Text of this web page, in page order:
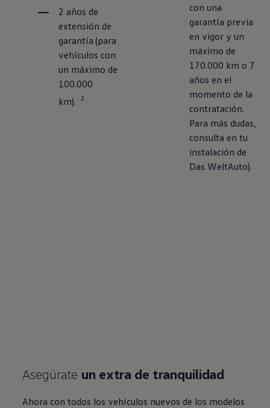
2 años de
extensión de
garantía (para
vehículos con
un máximo de
100.000
km).
2
con una
garantía previa
en vigor y un
máximo de
170.000 km o 7
años en el
momento de la
contratación.
Para más dudas,
consulta en tu
instalación de
Das WeltAuto).
Asegúrate un extra de tranquilidad
Ahora con todos los vehículos nuevos de los modelos